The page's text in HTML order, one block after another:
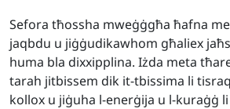
Sefora tħossha mweġġgħa ħafna
jaqbdu u jiġġudikawhom għaliex
huma bla dixxipplina. Iżda meta
tarah jitbissem dik it-tbissima li
kollox u jiġuha l-enerġija u l-kuraġġ